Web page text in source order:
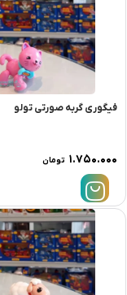
فیگوری گربه صورتی تولو
۱.۷۵۰.۰۰۰ تومان